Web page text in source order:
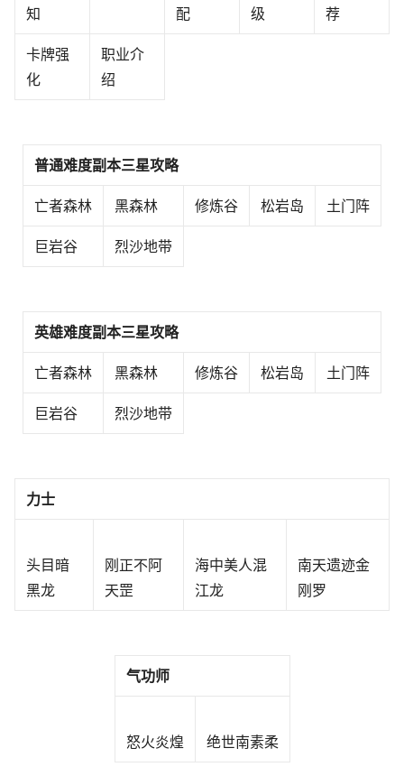
知 配 级 荐
卡牌强
化
职业介
绍
普通难度副本三星攻略
亡者森林 黑森林 修炼谷 松岩岛 土门阵
巨岩谷 烈沙地带
英雄难度副本三星攻略
亡者森林 黑森林 修炼谷 松岩岛 土门阵
巨岩谷 烈沙地带
力士
头目暗
黑龙
刚正不阿
天罡
海中美人混
江龙
南天遗迹金
刚罗
气功师
怒火炎煌 绝世南素柔